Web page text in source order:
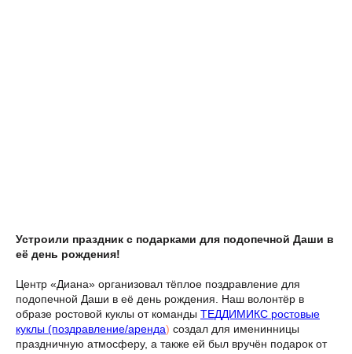
Устроили праздник с подарками для подопечной Даши в
её день рождения!
Центр «Диана» организовал тёплое поздравление для
подопечной Даши в её день рождения. Наш волонтёр в
образе ростовой куклы от команды ТЕДДИМИКС ростовые
куклы (поздравление/аренда) создал для именинницы
праздничную атмосферу, а также ей был вручён подарок от